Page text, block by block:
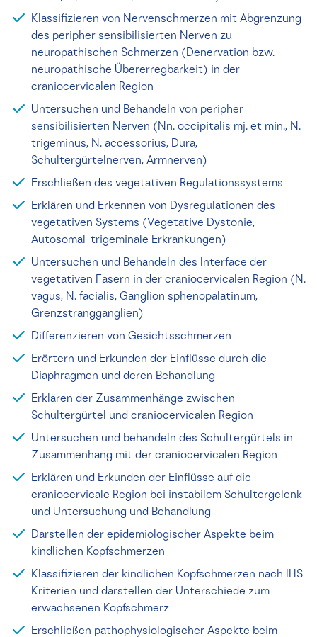
Klassifizieren von Nervenschmerzen mit Abgrenzung
des peripher sensibilisierten Nerven zu
neuropathischen Schmerzen (Denervation bzw.
neuropathische Übererregbarkeit) in der
craniocervicalen Region
Untersuchen und Behandeln von peripher
sensibilisierten Nerven (Nn. occipitalis mj. et min., N.
trigeminus, N. accessorius, Dura,
Schultergürtelnerven, Armnerven)
Erschließen des vegetativen Regulationssystems
Erklären und Erkennen von Dysregulationen des
vegetativen Systems (Vegetative Dystonie,
Autosomal-trigeminale Erkrankungen)
Untersuchen und Behandeln des Interface der
vegetativen Fasern in der craniocervicalen Region (N.
vagus, N. facialis, Ganglion sphenopalatinum,
Grenzstrangganglien)
Differenzieren von Gesichtsschmerzen
Erörtern und Erkunden der Einflüsse durch die
Diaphragmen und deren Behandlung
Erklären der Zusammenhänge zwischen
Schultergürtel und craniocervicalen Region
Untersuchen und behandeln des Schultergürtels in
Zusammenhang mit der craniocervicalen Region
Erklären und Erkunden der Einflüsse auf die
craniocervicale Region bei instabilem Schultergelenk
und Untersuchung und Behandlung
Darstellen der epidemiologischer Aspekte beim
kindlichen Kopfschmerzen
Klassifizieren der kindlichen Kopfschmerzen nach IHS
Kriterien und darstellen der Unterschiede zum
erwachsenen Kopfschmerz
Erschließen pathophysiologischer Aspekte beim